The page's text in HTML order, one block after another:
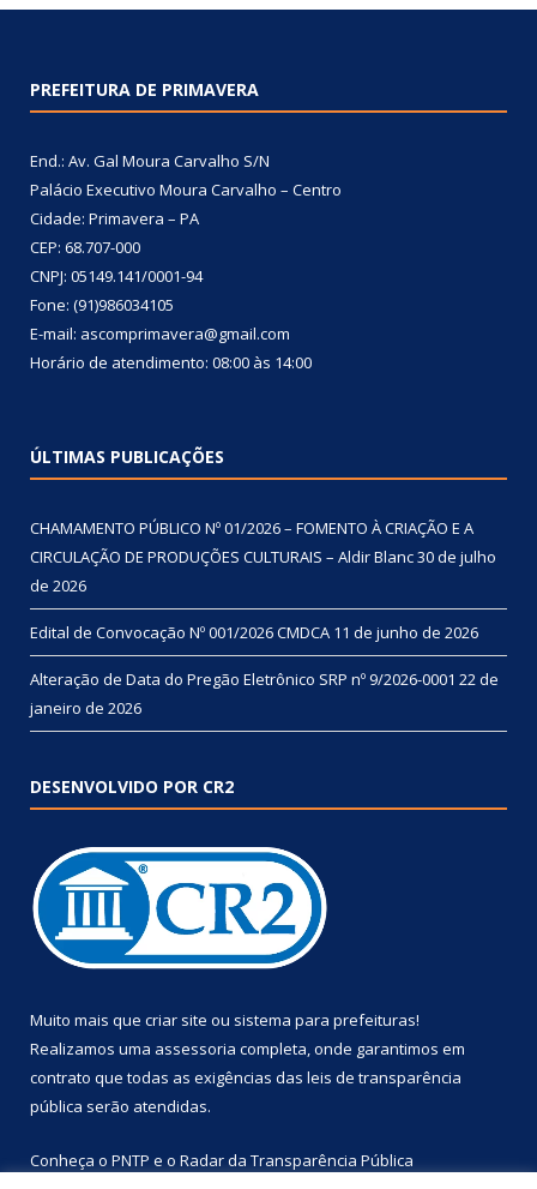
PREFEITURA DE PRIMAVERA
End.: Av. Gal Moura Carvalho S/N
Palácio Executivo Moura Carvalho – Centro
Cidade: Primavera – PA
CEP: 68.707-000
CNPJ: 05149.141/0001-94
Fone: (91)986034105
E-mail: ascomprimavera@gmail.com
Horário de atendimento: 08:00 às 14:00
ÚLTIMAS PUBLICAÇÕES
CHAMAMENTO PÚBLICO Nº 01/2026 – FOMENTO À CRIAÇÃO E A
CIRCULAÇÃO DE PRODUÇÕES CULTURAIS – Aldir Blanc30 de julho
de 2026
Edital de Convocação Nº 001/2026 CMDCA 11 de junho de 2026
Alteração de Data do Pregão Eletrônico SRP nº 9/2026-0001 22 de
janeiro de 2026
DESENVOLVIDO POR CR2
Muito mais que criar site ou sistema para prefeituras!
Realizamos uma assessoria completa, onde garantimos em
contrato que todas as exigências das leis de transparência
pública serão atendidas.
Conheça o PNTP e o Radar da Transparência Pública